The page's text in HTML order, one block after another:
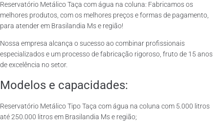
Reservatório Metálico Taça com água na coluna: Fabricamos os
melhores produtos, com os melhores preços e formas de pagamento,
para atender em Brasilandia Ms e região!
Nossa empresa alcança o sucesso ao combinar profissionais
especializados e um processo de fabricação rigoroso, fruto de 15 anos
de excelência no setor.
Modelos e capacidades:
Reservatório Metálico Tipo Taça com água na coluna com 5.000 litros
até 250.000 litros em Brasilandia Ms e região;